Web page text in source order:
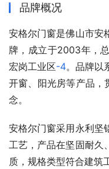
品牌概况
安格尔门窗是佛山市安
牌，成立于2003年，
宏岗工业区-4。品牌以
开窗、阳光房等产品，
念。
安格尔门窗采用永利坚
工艺，产品在坚固耐久
质，规格类型符合建筑